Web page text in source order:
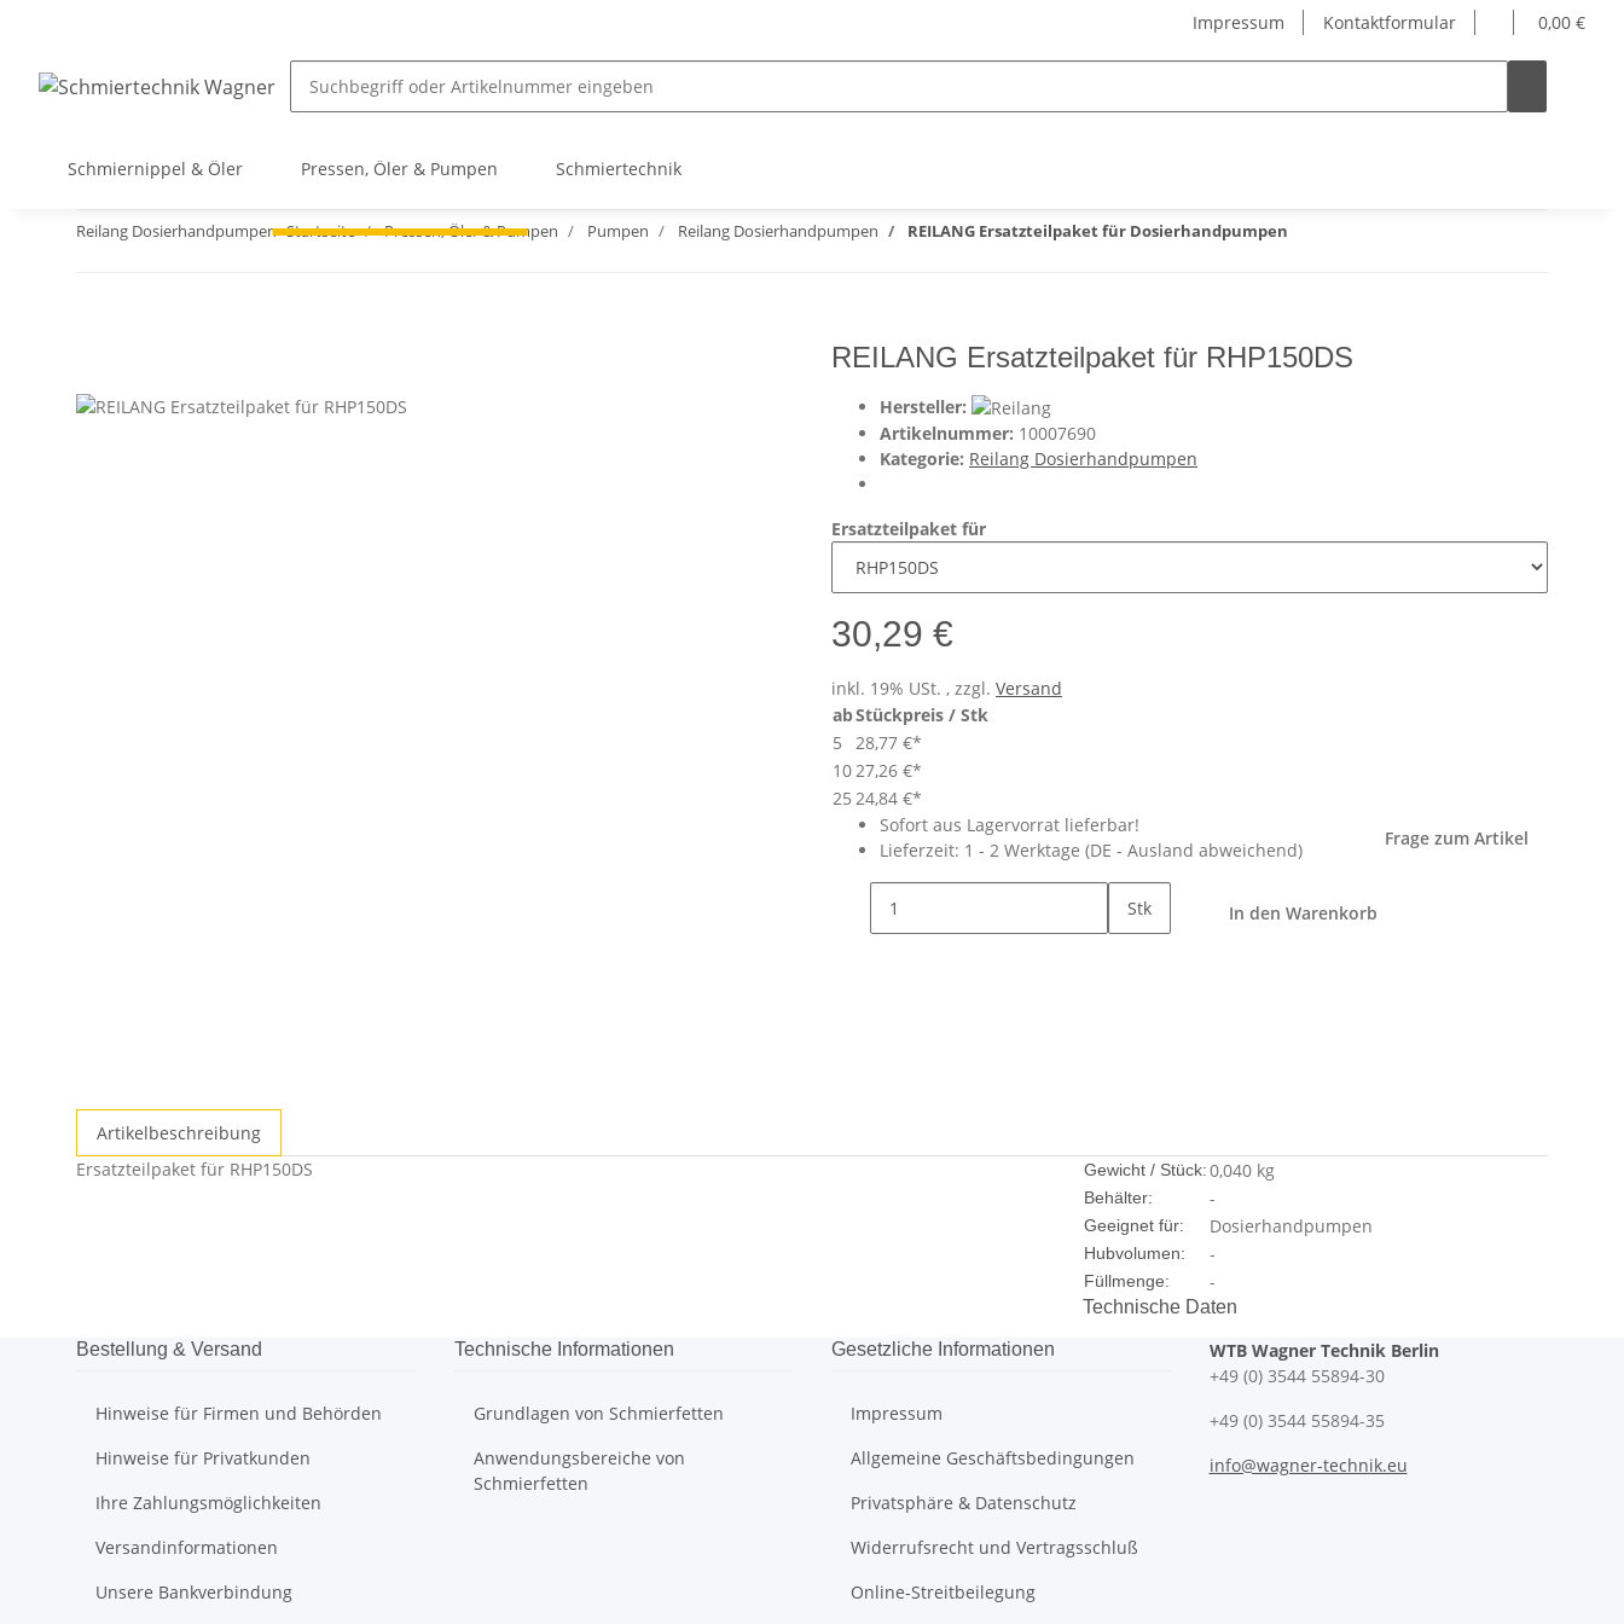
Impressum Kontaktformular 0,00 €
Schmiernippel & Öler Pressen, Öler & Pumpen Schmiertechnik
Reilang Dosierhandpumpen Startseite Pressen, Öler & Pumpen Pumpen Reilang Dosierhandpumpen REILANG Ersatzteilpaket für Dosierhandpumpen
REILANG Ersatzteilpaket für RHP150DS
Hersteller:
Artikelnummer: 10007690
Kategorie: Reilang Dosierhandpumpen
Ersatzteilpaket für
30,29 €
inkl. 19% USt. , zzgl. Versand
abStückpreis / Stk
5
28,77 €*
1027,26 €*
25 24,84 €*
Sofort aus Lagervorrat lieferbar!
Lieferzeit: 1 - 2 Werktage (DE - Ausland abweichend)
Frage zum Artikel
Stk In den Warenkorb
Artikelbeschreibung
Ersatzteilpaket für RHP150DS
Technische Daten
Gewicht / Stück: 0,040 kg
Behälter: -
Geeignet für: Dosierhandpumpen
Hubvolumen: -
Füllmenge: -
Bestellung & Versand
Hinweise für Firmen und Behörden
Hinweise für Privatkunden
Ihre Zahlungsmöglichkeiten
Versandinformationen
Unsere Bankverbindung
Technische Informationen
Grundlagen von Schmierfetten
Anwendungsbereiche von
Schmierfetten
Gesetzliche Informationen
Impressum
Allgemeine Geschäftsbedingungen
Privatsphäre & Datenschutz
Widerrufsrecht und Vertragsschluß
Online-Streitbeilegung
WTB Wagner Technik Berlin
+49 (0) 3544 55894-30
+49 (0) 3544 55894-35
info@wagner-technik.eu